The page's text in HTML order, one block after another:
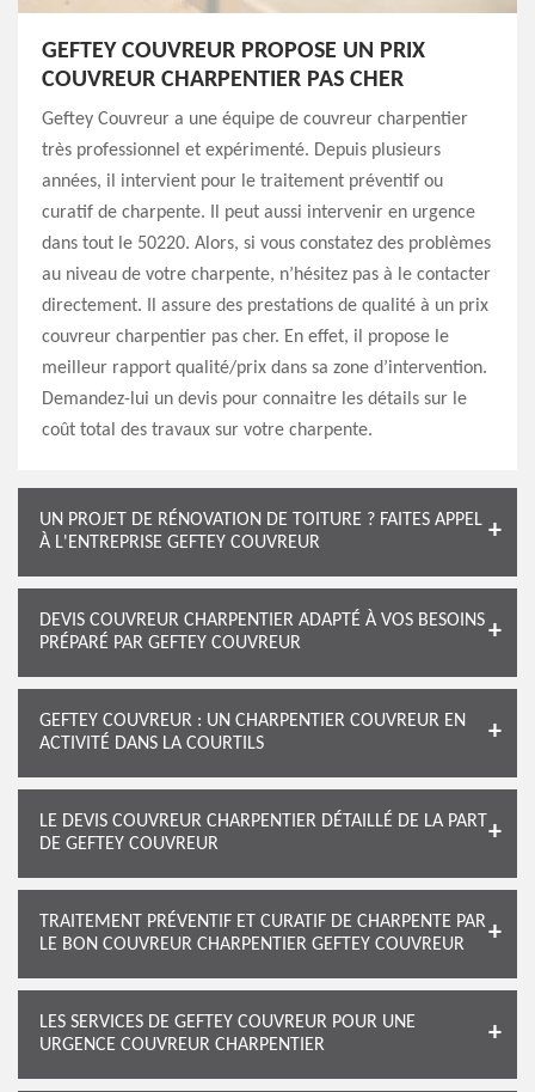
GEFTEY COUVREUR PROPOSE UN PRIX
COUVREUR CHARPENTIER PAS CHER
Geftey Couvreur a une équipe de couvreur charpentier
très professionnel et expérimenté. Depuis plusieurs
années, il intervient pour le traitement préventif ou
curatif de charpente. Il peut aussi intervenir en urgence
dans tout le 50220. Alors, si vous constatez des problèmes
au niveau de votre charpente, n’hésitez pas à le contacter
directement. Il assure des prestations de qualité à un prix
couvreur charpentier pas cher. En effet, il propose le
meilleur rapport qualité/prix dans sa zone d’intervention.
Demandez-lui un devis pour connaitre les détails sur le
coût total des travaux sur votre charpente.
UN PROJET DE RÉNOVATION DE TOITURE ? FAITES APPEL
À L'ENTREPRISE GEFTEY COUVREUR
DEVIS COUVREUR CHARPENTIER ADAPTÉ À VOS BESOINS
PRÉPARÉ PAR GEFTEY COUVREUR
GEFTEY COUVREUR : UN CHARPENTIER COUVREUR EN
ACTIVITÉ DANS LA COURTILS
LE DEVIS COUVREUR CHARPENTIER DÉTAILLÉ DE LA PART
DE GEFTEY COUVREUR
TRAITEMENT PRÉVENTIF ET CURATIF DE CHARPENTE PAR
LE BON COUVREUR CHARPENTIER GEFTEY COUVREUR
LES SERVICES DE GEFTEY COUVREUR POUR UNE
URGENCE COUVREUR CHARPENTIER